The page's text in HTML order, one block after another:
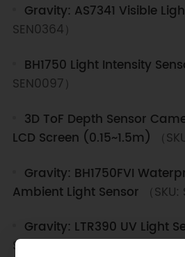
Gravity: AS7341 Visible
SEN0364）
BH1750 Light Intensity
SEN0097）
3D ToF Depth Sensor
LCD Screen (0.15~1.5m)
（
Gravity: BH1750FVI
Ambient Light Sensor
（
Gravity: LTR390 UV Light
SEN0540）